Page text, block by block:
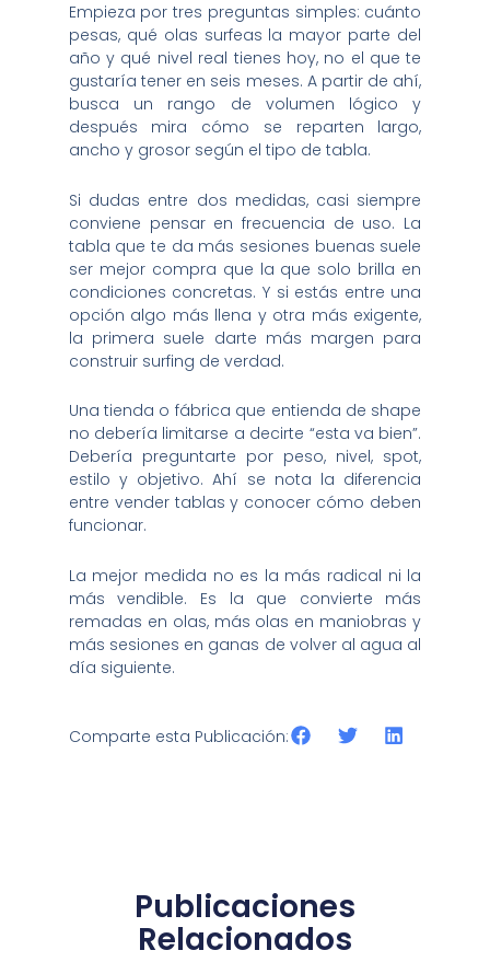
Empieza por tres preguntas simples: cuánto
pesas, qué olas surfeas la mayor parte del
año y qué nivel real tienes hoy, no el que te
gustaría tener en seis meses. A partir de ahí,
busca un rango de volumen lógico y
después mira cómo se reparten largo,
ancho y grosor según el tipo de tabla.
Si dudas entre dos medidas, casi siempre
conviene pensar en frecuencia de uso. La
tabla que te da más sesiones buenas suele
ser mejor compra que la que solo brilla en
condiciones concretas. Y si estás entre una
opción algo más llena y otra más exigente,
la primera suele darte más margen para
construir surfing de verdad.
Una tienda o fábrica que entienda de shape
no debería limitarse a decirte “esta va bien”.
Debería preguntarte por peso, nivel, spot,
estilo y objetivo. Ahí se nota la diferencia
entre vender tablas y conocer cómo deben
funcionar.
La mejor medida no es la más radical ni la
más vendible. Es la que convierte más
remadas en olas, más olas en maniobras y
más sesiones en ganas de volver al agua al
día siguiente.
Comparte esta Publicación:
Publicaciones
Relacionados